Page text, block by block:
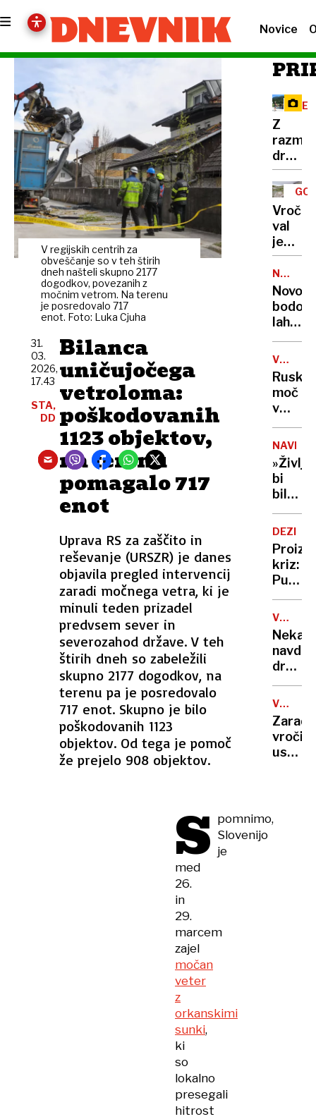
Novice
V regijskih centrih za
obveščanje so v teh štirih
dneh našteli skupno 2177
dogodkov, povezanih z
močnim vetrom. Na terenu
je posredovalo 717
enot. Foto: Luka Cjuha
Bilanca
uničujočega
vetroloma:
poškodovanih
1123 objektov,
na terenu
pomagalo 717
enot
Uprava RS za zaščito in
reševanje (URSZR) je danes
objavila pregled intervencij
zaradi močnega vetra, ki je
minuli teden prizadel
predvsem sever in
severozahod države. V teh
štirih dneh so zabeležili
skupno 2177 dogodkov, na
terenu pa je posredovalo
717 enot. Skupno je bilo
poškodovanih 1123
objektov. Od tega je pomoč
že prejelo 908 objektov.
31.
03.
2026,
17.43
STA,
DD
S pomnimo,
Slovenijo
je
med
26.
in
29.
marcem
zajel
močan
veter
z
orkanskimi
sunki,
ki
so
lokalno
presegali
hitrost
Z
na
Vršič
leze
vsak,
ki
ozadje
za
selfije
val
je
gore,
zaradi
vode
v
kočah
bodo
lahko
že v
VOJNA
V
Ruska
moč
v
Tihem
vajo
in
rakete
bi
bilo
97-
letnica
z
podrla
lastni
rekord
kriz:
Putin
je
našel
novo
orožje
za
V
ZDA
drugi
nove
viruse
VAL
Zaradi
v